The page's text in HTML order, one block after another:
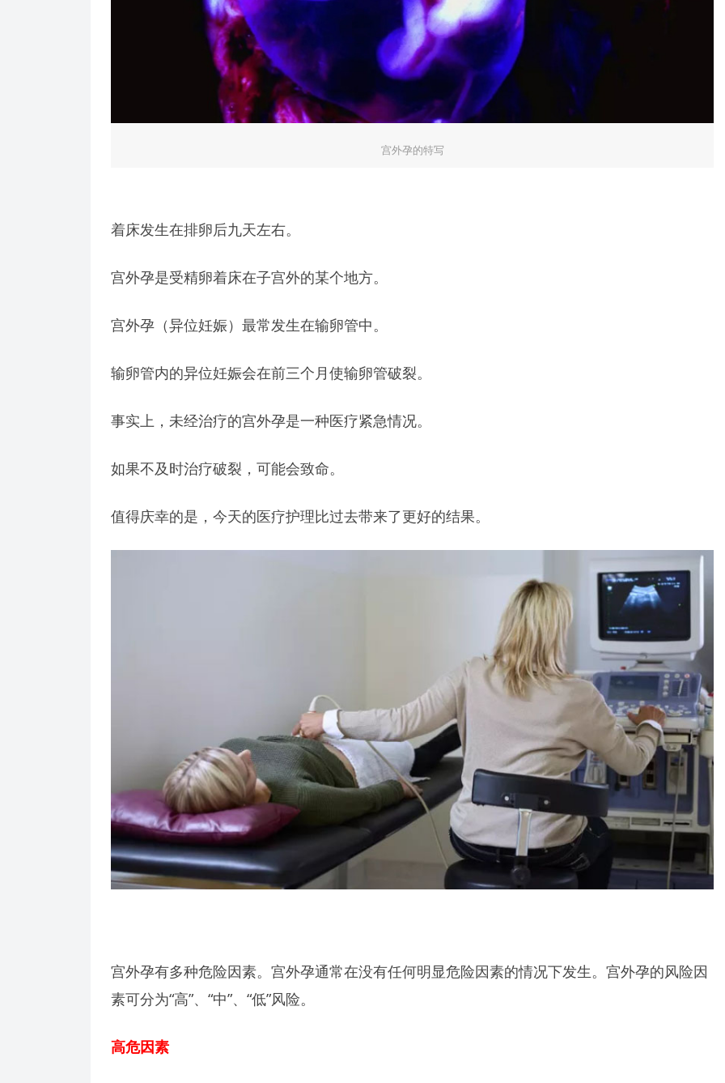
宫外孕的特写
着床发生在排卵后九天左右。
宫外孕是受精卵着床在子宫外的某个地方。
宫外孕（异位妊娠）最常发生在输卵管中。
输卵管内的异位妊娠会在前三个月使输卵管破裂。
事实上，未经治疗的宫外孕是一种医疗紧急情况。
如果不及时治疗破裂，可能会致命。
值得庆幸的是，今天的医疗护理比过去带来了更好的结果。
宫外孕有多种危险因素。宫外孕通常在没有任何明显危险因素的情况下发生。宫外孕的风险因
素可分为“高”、“中”、“低”风险。
高危因素